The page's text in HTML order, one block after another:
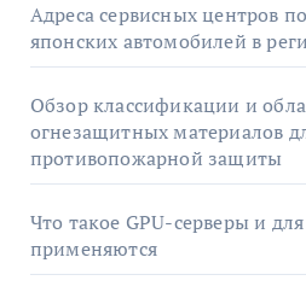
Адреса сервисных центров
японских автомобилей в
Обзор классификации и
огнезащитных материалов
противопожарной защиты
Что такое GPU-серверы и
применяются